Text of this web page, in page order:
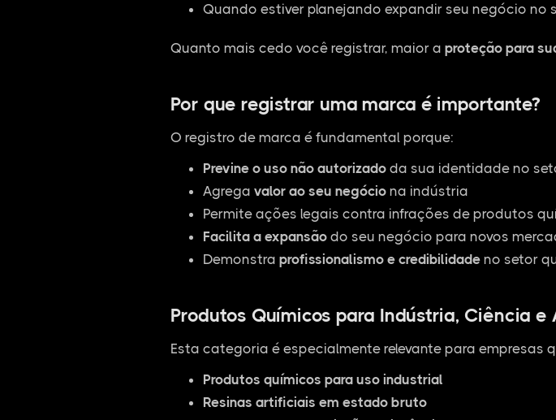
Quando estiver planejando expandir seu negócio no
Quanto mais cedo você registrar, maior a proteção para
Por que registrar uma marca é importante?
O registro de marca é fundamental porque:
Previne o uso não autorizadoda sua identidade no
Agrega valor ao seu negóciona indústria
Permite ações legais contra infrações de produtos
Facilita a expansãodo seu negócio para novos
Demonstra profissionalismo e credibilidadeno setor
Produtos Químicos para Indústria, Ciência e
Esta categoria é especialmente relevante para empresas
Produtos químicos para uso industrial
Resinas artificiais em estado bruto